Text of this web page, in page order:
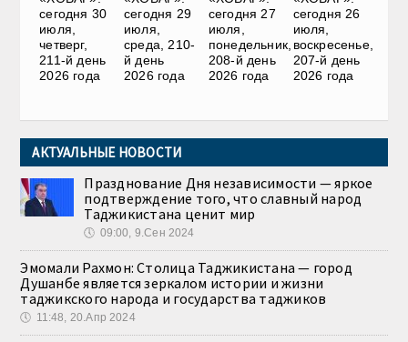
сегодня 30
июля,
четверг,
211-й день
2026 года
сегодня 29
июля,
среда, 210-
й день
2026 года
сегодня 27
июля,
понедельник,
208-й день
2026 года
сегодня 26
июля,
воскресенье,
207-й день
2026 года
АКТУАЛЬНЫЕ НОВОСТИ
Празднование Дня независимости — яркое
подтверждение того, что славный народ
Таджикистана ценит мир
🕔 09:00, 9.Сен 2024
Эмомали Рахмон: Столица Таджикистана — город
Душанбе является зеркалом истории и жизни
таджикского народа и государства таджиков
🕔 11:48, 20.Апр 2024